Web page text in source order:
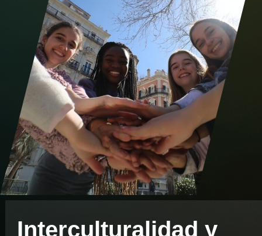
Interculturalidad y